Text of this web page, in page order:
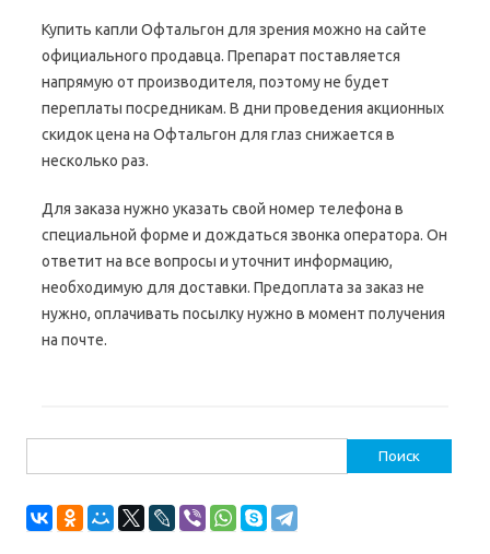
Купить капли Офтальгон для зрения можно на сайте
официального продавца. Препарат поставляется
напрямую от производителя, поэтому не будет
переплаты посредникам. В дни проведения акционных
скидок цена на Офтальгон для глаз снижается в
несколько раз.
Для заказа нужно указать свой номер телефона в
специальной форме и дождаться звонка оператора. Он
ответит на все вопросы и уточнит информацию,
необходимую для доставки. Предоплата за заказ не
нужно, оплачивать посылку нужно в момент получения
на почте.